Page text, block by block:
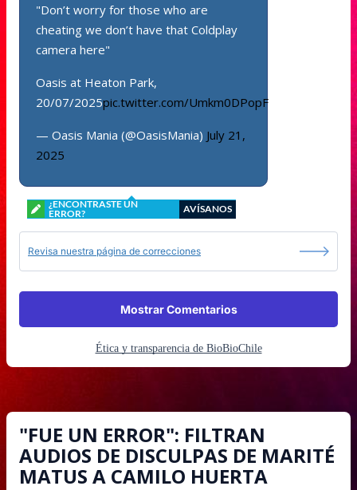
"Don’t worry for those who are
cheating we don’t have that Coldplay
camera here"
Oasis at Heaton Park,
20/07/2025pic.twitter.com/Umkm0DPopF
— Oasis Mania (@OasisMania) July 21,
2025
¿ENCONTRASTE UN
ERROR?
AVÍSANOS
Revisa nuestra página de correcciones
Mostrar Comentarios
Ética y transparencia de BioBioChile
"FUE UN ERROR": FILTRAN
AUDIOS DE DISCULPAS DE MARITÉ
MATUS A CAMILO HUERTA